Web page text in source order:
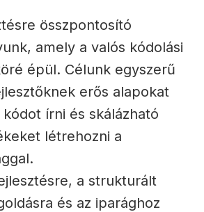
összpontosító
amely a valós kódolási
épül. Célunk egyszerű
erős alapokat
írni és skálázható
létrehozni a
a strukturált
és az iparághoz